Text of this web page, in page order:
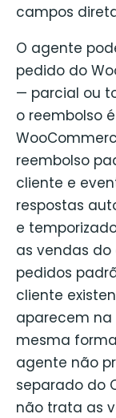
campos
O agente
pedido do
— parcial ou
o reembolso
reembolso
cliente e
respostas
e
as vendas
pedidos
cliente
aparecem na
mesma
agente não
separado do
não trata as